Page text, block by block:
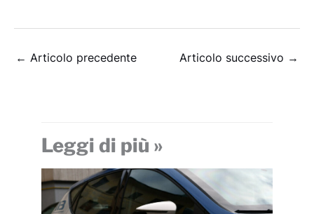
← Articolo precedente Articolo successivo →
Leggi di più »